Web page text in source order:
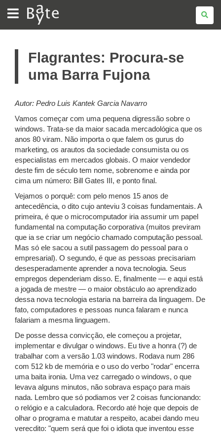
BATE
BYTE
Flagrantes: Procura-se
uma Barra Fujona
Autor: Pedro Luis Kantek Garcia Navarro
Vamos começar com uma pequena digressão sobre o
windows. Trata-se da maior sacada mercadológica que os
anos 80 viram. Não importa o que falem os gurus do
marketing, os arautos da sociedade consumista ou os
especialistas em mercados globais. O maior vendedor
deste fim de século tem nome, sobrenome e ainda por
cima um número: Bill Gates III, e ponto final.
Vejamos o porquê: com pelo menos 15 anos de
antecedência, o dito cujo anteviu 3 coisas fundamentais. A
primeira, é que o microcomputador iria assumir um papel
fundamental na computação corporativa (muitos previram
que ia se criar um negócio chamado computação pessoal.
Mas só ele sacou a sutil passagem do pessoal para o
empresarial). O segundo, é que as pessoas precisariam
desesperadamente aprender a nova tecnologia. Seus
empregos dependeriam disso. E, finalmente — e aqui está
a jogada de mestre — o maior obstáculo ao aprendizado
dessa nova tecnologia estaria na barreira da linguagem. De
fato, computadores e pessoas nunca falaram e nunca
falariam a mesma linguagem.
De posse dessa convicção, ele começou a projetar,
implementar e divulgar o windows. Eu tive a honra (?) de
trabalhar com a versão 1.03 windows. Rodava num 286
com 512 kb de memória e o uso do verbo "rodar" encerra
uma baita ironia. Uma vez carregado o windows, o que
levava alguns minutos, não sobrava espaço para mais
nada. Lembro que só podiamos ver 2 coisas funcionando:
o relógio e a calculadora. Recordo até hoje que depois de
olhar o programa e matutar a respeito, acabei dando meu
verecdito: "quem será que foi o idiota que inventou esse